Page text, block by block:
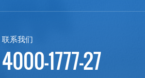
联系我们
4000-1777-27